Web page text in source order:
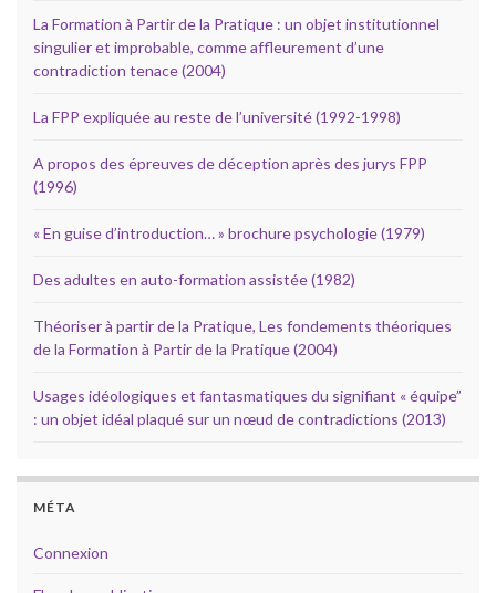
La Formation à Partir de la Pratique : un objet institutionnel
singulier et improbable, comme affleurement d’une
contradiction tenace (2004)
La FPP expliquée au reste de l’université (1992-1998)
A propos des épreuves de déception après des jurys FPP
(1996)
« En guise d’introduction… » brochure psychologie (1979)
Des adultes en auto-formation assistée (1982)
Théoriser à partir de la Pratique, Les fondements théoriques
de la Formation à Partir de la Pratique (2004)
Usages idéologiques et fantasmatiques du signifiant « équipe”
: un objet idéal plaqué sur un nœud de contradictions (2013)
MÉTA
Connexion